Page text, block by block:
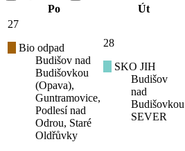
Po
Út
27
Bio odpad
Budišov nad
Budišovkou
(Opava),
Guntramovice,
Podlesí nad
Odrou, Staré
Oldřůvky
28
SKO JIH
Budišov
nad
Budišovkou
SEVER